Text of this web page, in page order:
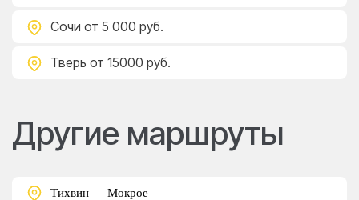
Сочи от 5 000 руб.
Тверь от 15000 руб.
Другие маршруты
Тихвин — Мокрое